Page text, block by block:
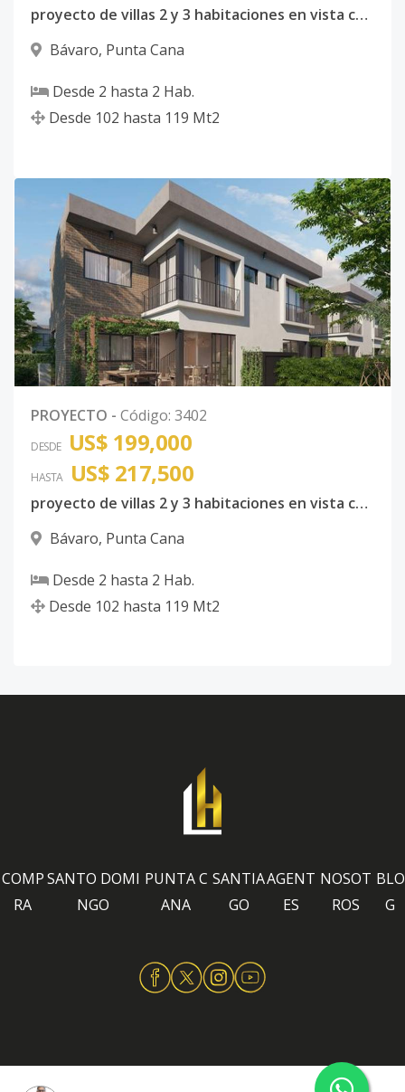
proyecto de villas 2 y 3 habitaciones en vista cana
Bávaro, Punta Cana
Desde 2 hasta 2 Hab.
Desde 102 hasta 119 Mt2
PROYECTO - Código: 3402
DESDE US$ 199,000
HASTA US$ 217,500
proyecto de villas 2 y 3 habitaciones en vista cana
Bávaro, Punta Cana
Desde 2 hasta 2 Hab.
Desde 102 hasta 119 Mt2
COMP
RA
SANTO DOMI
NGO
PUNTA C
ANA
SANTIA
GO
AGENT
ES
NOSOT
ROS
BLO
G